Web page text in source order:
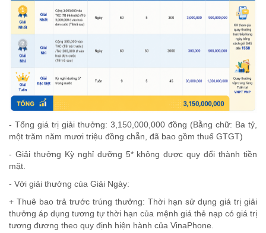
- Tổng giá trị giải thưởng: 3,150,000,000 đồng (Bằng chữ: Ba tỷ,
một trăm năm mươi triệu đồng chẵn, đã bao gồm thuế GTGT)
- Giải thưởng Kỳ nghỉ dưỡng 5* không được quy đổi thành tiền
mặt.
- Với giải thưởng của Giải Ngày:
+ Thuê bao trả trước trúng thưởng: Thời hạn sử dụng giá trị giải
thưởng áp dụng tương tự thời hạn của mệnh giá thẻ nạp có giá trị
tương đương theo quy định hiện hành của VinaPhone.